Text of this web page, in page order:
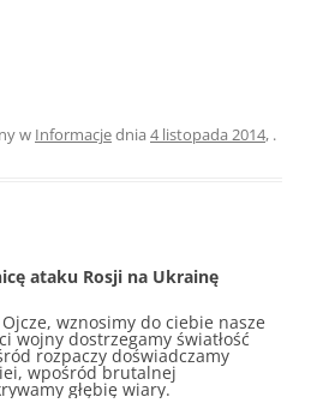
w Informacjednia 4 listopada 2014, .
ataku Rosji na Ukrainę
wznosimy do ciebie nasze
wojny dostrzegamy światłość
rozpaczy doświadczamy
wpośród brutalnej
głębię wiary.